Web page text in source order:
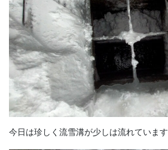
今日は珍しく流雪溝が少しは流れています